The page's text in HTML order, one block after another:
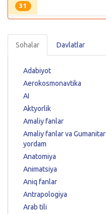
31
Sohalar Davlatlar
Adabiyot
Aerokosmonavtika
AI
Aktyorlik
Amaliy fanlar
Amaliy fanlar va Gumanitar
yordam
Anatomiya
Animatsiya
Aniq fanlar
Antrapologiya
Arab tili